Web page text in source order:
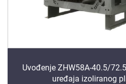
Uvođenje ZHW58A-40.5/
uređaja izoliranog